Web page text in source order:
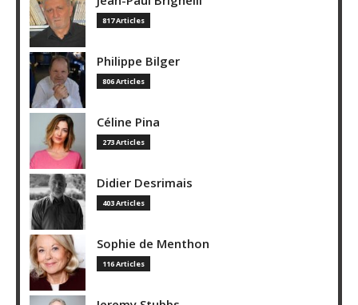
817 Articles
Philippe Bilger
806 Articles
Céline Pina
273 Articles
Didier Desrimais
403 Articles
Sophie de Menthon
116 Articles